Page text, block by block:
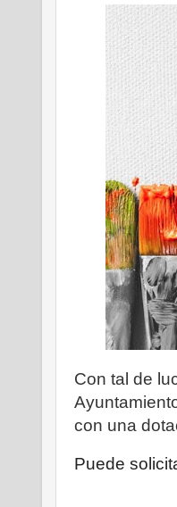
Con tal de
con una
Puede